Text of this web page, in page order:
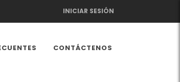
INICIAR SESIÓN
CONTÁCTENOS